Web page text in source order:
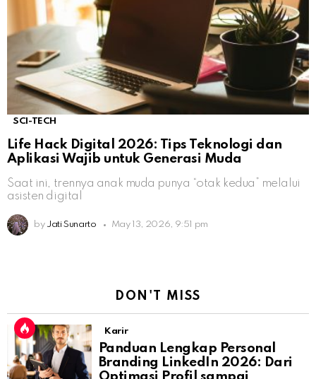
SCI-TECH
Life Hack Digital 2026: Tips Teknologi dan
Aplikasi Wajib untuk Generasi Muda
Saat ini, trennya anak muda punya “otak kedua” melalui
asisten digital
by Jati Sunarto May 13, 2026, 9:51 pm
DON'T MISS
Karir
Panduan Lengkap Personal
Branding LinkedIn 2026: Dari